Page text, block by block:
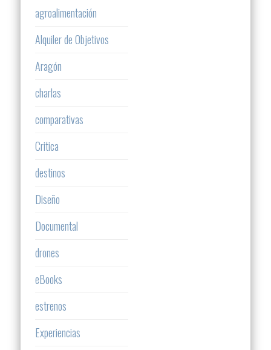
agroalimentación
Alquiler de Objetivos
Aragón
charlas
comparativas
Critica
destinos
Diseño
Documental
drones
eBooks
estrenos
Experiencias